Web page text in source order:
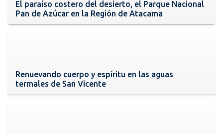
El paraíso costero del desierto, el Parque Nacional
Pan de Azúcar en la Región de Atacama
Renuevando cuerpo y espíritu en las aguas
termales de San Vicente